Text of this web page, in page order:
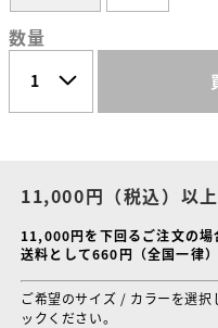
数量
11,000円（税込）以
11,000円を下回るご注文の場
送料として660円（全国一律
ご希望のサイズ / カラーを選択
ックください。